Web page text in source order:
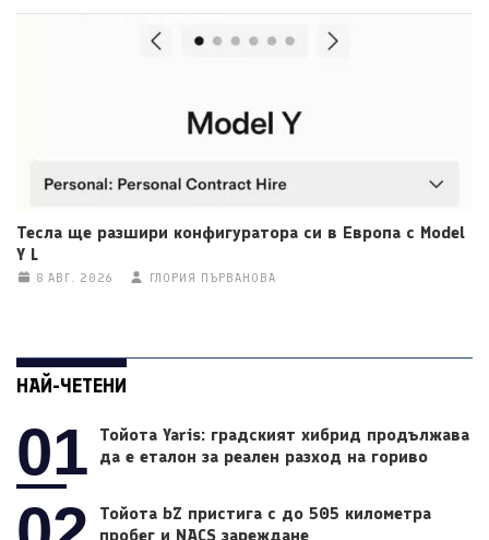
Тесла ще разшири конфигуратора си в Европа с Model
Y L
8 АВГ. 2026 ГЛОРИЯ ПЪРВАНОВА
НАЙ-ЧЕТЕНИ
01
Тойота Yaris: градският хибрид продължава
да е еталон за реален разход на гориво
Тойота bZ пристига с до 505 километра
пробег и NACS зареждане